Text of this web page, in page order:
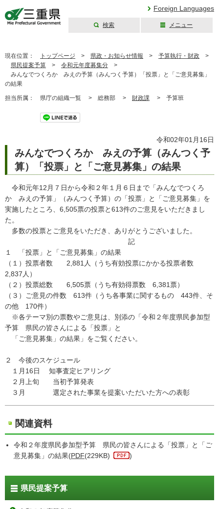
Foreign Languages
検索 メニュー
現在位置： トップページ > 県政・お知らせ情報 > 予算執行・財政 >
県民提案予算 > 令和元年度募集分 >
みんなでつくろか みえの予算（みんつく予算）「投票」と「ご意見募集」
の結果
担当所属： 県庁の組織一覧 > 総務部 > 財政課 > 予算班
令和02年01月16日
みんなでつくろか みえの予算（みんつく予
算）「投票」と「ご意見募集」の結果
令和元年12月７日から令和２年１月６日まで「みんなでつくろ
か みえの予算」（みんつく予算）の「投票」と「ご意見募集」を
実施したところ、6,505票の投票と613件のご意見をいただきまし
た。
多数の投票とご意見をいただき、ありがとうございました。
記
１ 「投票」と「ご意見募集」の結果
（１）投票者数 2,881人（うち有効投票にかかる投票者数
2,837人）
（２）投票総数 6,505票（うち有効得票数 6,381票）
（３）ご意見の件数 613件（うち各事業に関するもの 443件、そ
の他 170件）
※各テーマ別の票数やご意見は、別添の「令和２年度県民参加型
予算 県民の皆さんによる「投票」と
「ご意見募集」の結果」をご覧ください。
２ 今後のスケジュール
１月16日 知事査定ヒアリング
２月上旬 当初予算発表
３月 選定された事業を提案いただいた方への表彰
関連資料
令和２年度県民参加型予算 県民の皆さんによる「投票」と「ご
意見募集」の結果(PDF(229KB) )
県民提案予算